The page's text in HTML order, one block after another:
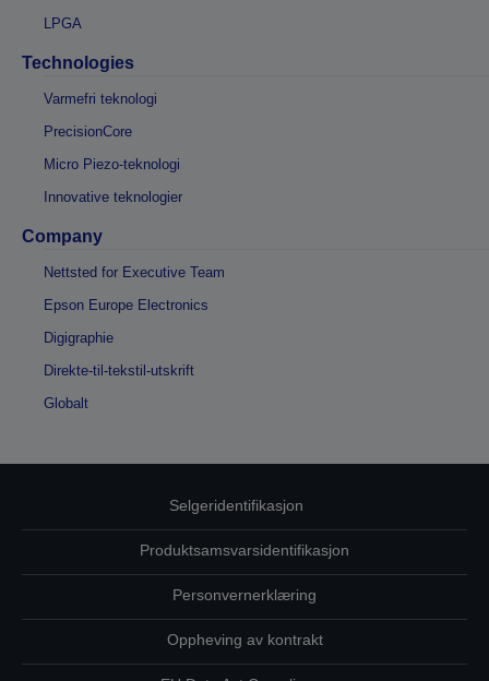
LPGA
Technologies
Varmefri teknologi
PrecisionCore
Micro Piezo-teknologi
Innovative teknologier
Company
Nettsted for Executive Team
Epson Europe Electronics
Digigraphie
Direkte-til-tekstil-utskrift
Globalt
Selgeridentifikasjon
Produktsamsvarsidentifikasjon
Personvernerklæring
Oppheving av kontrakt